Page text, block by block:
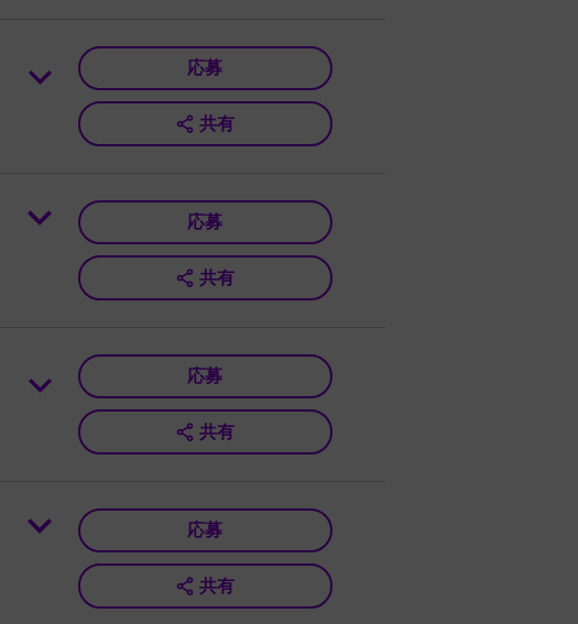
応募
共有
応募
共有
応募
共有
応募
共有